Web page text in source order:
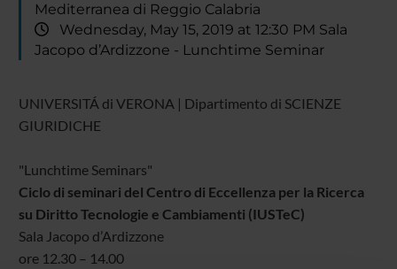
Mediterranea di Reggio Calabria
Wednesday, May 15, 2019 at 12:30 PM Sala
Jacopo d’Ardizzone - Lunchtime Seminar
UNIVERSITÁ di VERONA | Dipartimento di SCIENZE
GIURIDICHE
"Lunchtime Seminars"
Ciclo di seminari del Centro di Eccellenza per la Ricerca
su Diritto Tecnologie e Cambiamenti (IUSTeC)
Sala Jacopo d’Ardizzone
ore 12.30 – 14.00